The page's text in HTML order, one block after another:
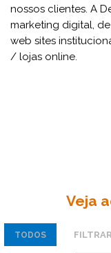
nossos clientes. A
marketing digital,
web sites
/ lojas online.
Veja
TODOS